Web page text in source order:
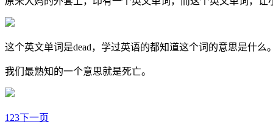
这个英文单词是dead，学过英语的都知道这个词的意思是什么。
我们最熟知的一个意思就是死亡。
1 23下一页